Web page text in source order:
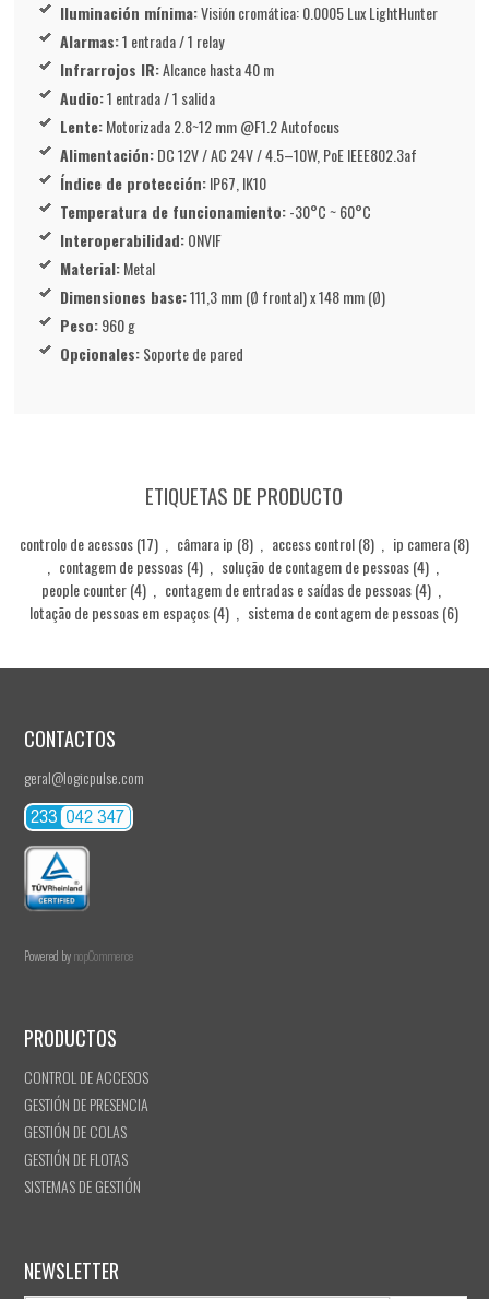
Iluminación mínima:Visión cromática: 0.0005 Lux LightHunter
Alarmas:1 entrada / 1 relay
Infrarrojos IR:Alcance hasta 40 m
Audio:1 entrada / 1 salida
Lente:Motorizada 2.8~12 mm @F1.2 Autofocus
Alimentación:DC 12V / AC 24V / 4.5–10W, PoE IEEE802.3af
Índice de protección:IP67, IK10
Temperatura de funcionamiento:-30°C ~ 60°C
Interoperabilidad:ONVIF
Material:Metal
Dimensiones base:111,3 mm (Ø frontal) x 148 mm (Ø)
Peso:960 g
Opcionales:Soporte de pared
ETIQUETAS DE PRODUCTO
controlo de acessos(17) câmara ip (8) access control(8) ip camera(8)
contagem de pessoas(4) solução de contagem de pessoas(4)
people counter(4) contagem de entradas e saídas de pessoas(4)
lotação de pessoas em espaços(4) sistema de contagem de pessoas(6)
CONTACTOS
geral@logicpulse.com
Powered bynopCommerce
PRODUCTOS
CONTROL DE ACCESOS
GESTIÓN DE PRESENCIA
GESTIÓN DE COLAS
GESTIÓN DE FLOTAS
SISTEMAS DE GESTIÓN
NEWSLETTER